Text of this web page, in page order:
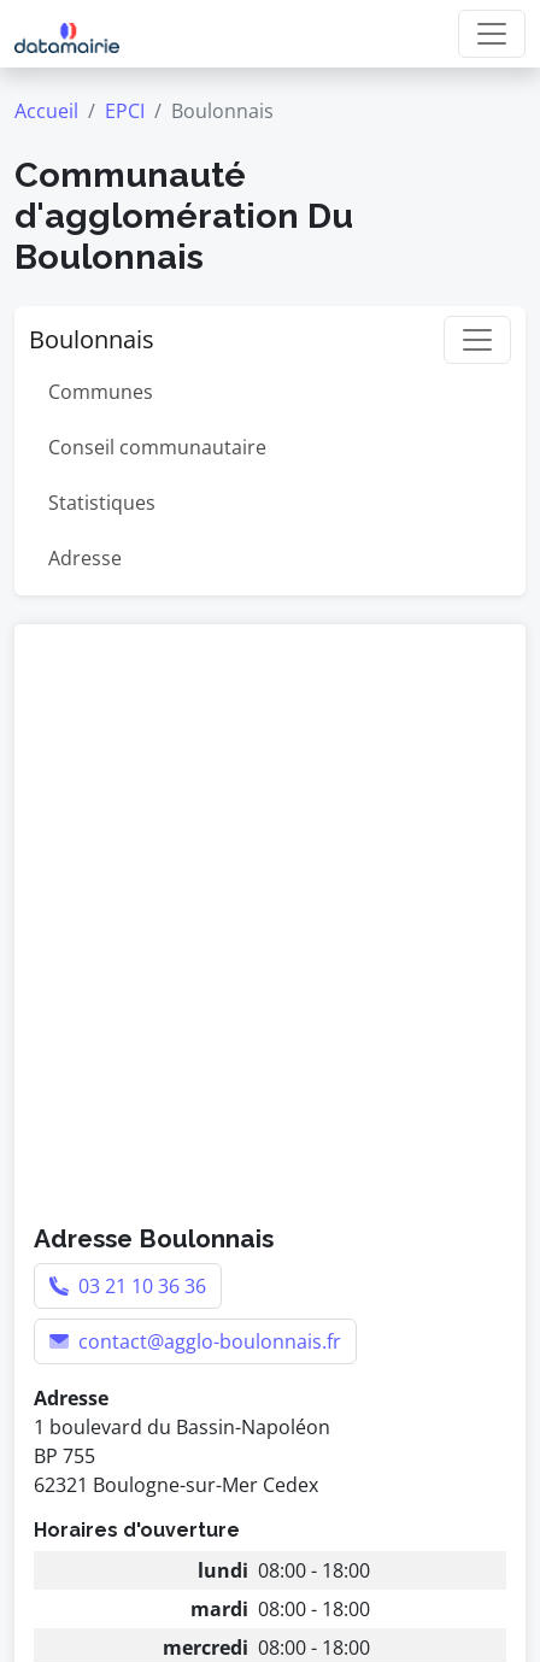
Accueil EPCI Boulonnais
Communauté
d'agglomération Du
Boulonnais
Boulonnais
Communes
Conseil communautaire
Statistiques
Adresse
Adresse Boulonnais
03 21 10 36 36
contact@agglo-boulonnais.fr
Adresse
1 boulevard du Bassin-Napoléon
BP 755
62321 Boulogne-sur-Mer Cedex
Horaires d'ouverture
lundi 08:00 - 18:00
mardi 08:00 - 18:00
mercredi 08:00 - 18:00